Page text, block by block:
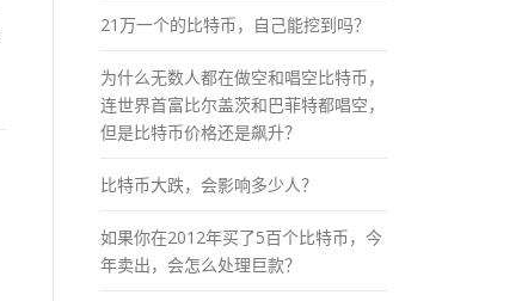
21万一个的比特币，自己能挖到吗？
为什么无数人都在做空和唱空比特币，
连世界首富比尔盖茨和巴菲特都唱空，
但是比特币价格还是飙升？
比特币大跌，会影响多少人？
如果你在2012年买了5百个比特币，今
年卖出，会怎么处理巨款？